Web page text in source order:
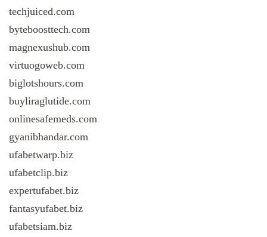
techjuiced.com
byteboosttech.com
magnexushub.com
virtuogoweb.com
biglotshours.com
buyliraglutide.com
onlinesafemeds.com
gyanibhandar.com
ufabetwarp.biz
ufabetclip.biz
expertufabet.biz
fantasyufabet.biz
ufabetsiam.biz